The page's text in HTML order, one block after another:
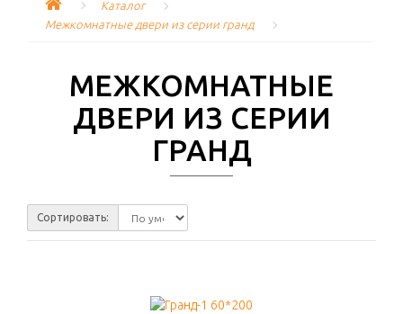
Каталог
Межкомнатные двери из серии гранд
МЕЖКОМНАТНЫЕ
ДВЕРИ ИЗ СЕРИИ
ГРАНД
Сортировать: